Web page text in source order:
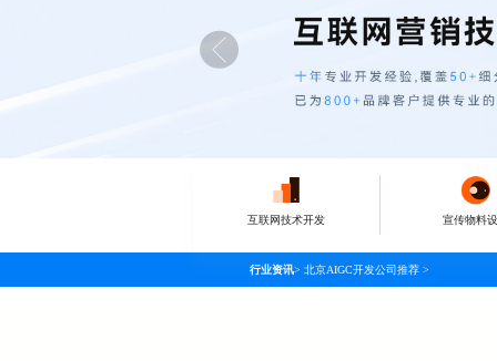
互联网技术开发 宣传物料
行业资讯> 北京AIGC开发公司推荐 >